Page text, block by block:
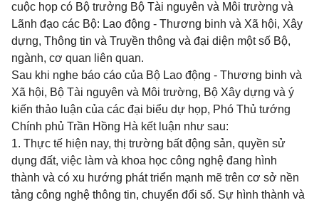
cuộc họp có Bộ trưởng Bộ Tài nguyên và Môi trường và
Lãnh đạo các Bộ: Lao động - Thương binh và Xã hội, Xây
dựng, Thông tin và Truyền thông và đại diện một số Bộ,
ngành, cơ quan liên quan.
Sau khi nghe báo cáo của Bộ Lao động - Thương binh và
Xã hội, Bộ Tài nguyên và Môi trường, Bộ Xây dựng và ý
kiến thảo luận của các đại biểu dự họp, Phó Thủ tướng
Chính phủ Trần Hồng Hà kết luận như sau:
1. Thực tế hiện nay, thị trường bất động sản, quyền sử
dụng đất, việc làm và khoa học công nghệ đang hình
thành và có xu hướng phát triển mạnh mẽ trên cơ sở nền
tảng công nghệ thông tin, chuyển đổi số. Sự hình thành và